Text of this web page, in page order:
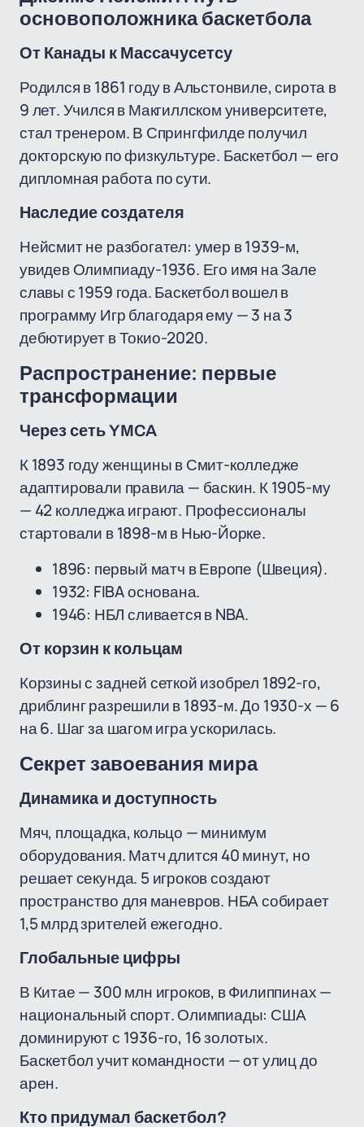
основоположника баскетбола
От Канады к Массачусетсу
Родился в 1861 году в Альстонвиле, сирота в
9 лет. Учился в Макгиллском университете,
стал тренером. В Спрингфилде получил
докторскую по физкультуре. Баскетбол — его
дипломная работа по сути.
Наследие создателя
Нейсмит не разбогател: умер в 1939-м,
увидев Олимпиаду-1936. Его имя на Зале
славы с 1959 года. Баскетбол вошел в
программу Игр благодаря ему — 3 на 3
дебютирует в Токио-2020.
Распространение: первые
трансформации
Через сеть YMCA
К 1893 году женщины в Смит-колледже
адаптировали правила — баскин. К 1905-му
— 42 колледжа играют. Профессионалы
стартовали в 1898-м в Нью-Йорке.
1896: первый матч в Европе (Швеция).
1932: FIBA основана.
1946: НБЛ сливается в NBA.
От корзин к кольцам
Корзины с задней сеткой изобрел 1892-го,
дриблинг разрешили в 1893-м. До 1930-х — 6
на 6. Шаг за шагом игра ускорилась.
Секрет завоевания мира
Динамика и доступность
Мяч, площадка, кольцо — минимум
оборудования. Матч длится 40 минут, но
решает секунда. 5 игроков создают
пространство для маневров. НБА собирает
1,5 млрд зрителей ежегодно.
Глобальные цифры
В Китае — 300 млн игроков, в Филиппинах —
национальный спорт. Олимпиады: США
доминируют с 1936-го, 16 золотых.
Баскетбол учит командности — от улиц до
арен.
Кто придумал баскетбол?